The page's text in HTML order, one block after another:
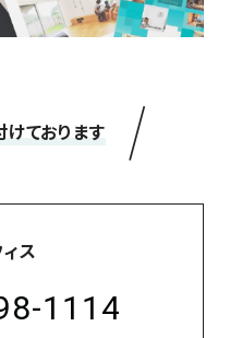
ております／
ス
1114